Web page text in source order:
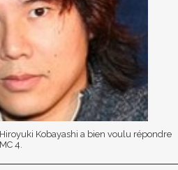
Kobayashi a bien voulu répondre
4.